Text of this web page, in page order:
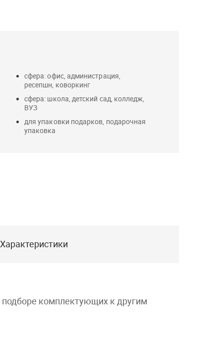
сфера: офис, администрация,
ресепшн, коворкинг
сфера: школа, детский сад, колледж,
ВУЗ
для упаковки подарков, подарочная
упаковка
Характеристики
комплектующих к другим